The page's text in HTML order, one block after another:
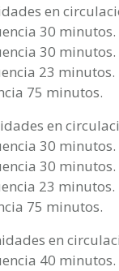
en
30 minutos.
30 minutos.
23 minutos.
75 minutos.
en
30 minutos.
30 minutos.
23 minutos.
75 minutos.
en
40 minutos.